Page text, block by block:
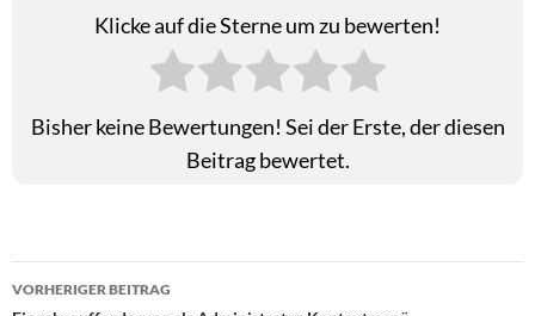
Klicke auf die Sterne um zu bewerten!
Bisher keine Bewertungen! Sei der Erste, der diesen
Beitrag bewertet.
Beitragsnavigation
VORHERIGER BEITRAG